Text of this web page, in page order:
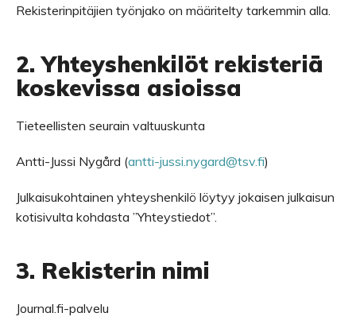
Rekisterinpitäjien työnjako on määritelty tarkemmin alla.
2. Yhteyshenkilöt rekisteriä
koskevissa asioissa
Tieteellisten seurain valtuuskunta
Antti-Jussi Nygård (antti-jussi.nygard@tsv.fi)
Julkaisukohtainen yhteyshenkilö löytyy jokaisen julkaisun
kotisivulta kohdasta ”Yhteystiedot”.
3. Rekisterin nimi
Journal.fi-palvelu